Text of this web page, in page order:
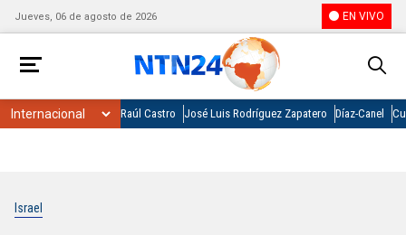
Jueves, 06 de agosto de 2026 EN VIVO
Raúl Castro José Luis Rodríguez Zapatero Díaz-Canel
Israel